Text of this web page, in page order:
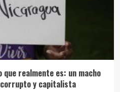
que realmente es: un macho
y capitalista